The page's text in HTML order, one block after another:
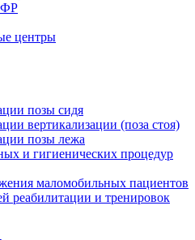
центры
позы сидя
вертикализации (поза стоя)
позы лежа
и гигиенических процедур
маломобильных пациентов
реабилитации и тренировок